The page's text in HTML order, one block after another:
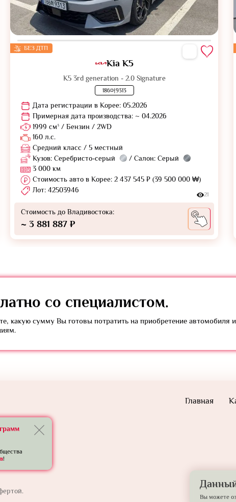
БЕЗ ДТП
Kia K5
K5 3rd generation - 2.0 Signature
186머9313
Дата регистрации в Корее: 05.2026
Примерная дата производства: ~ 04.2026
1999 см³ / Бензин / 2WD
160 л.с.
Средний класс / 5 местный
Кузов: Серебристо-серый
/ Салон: Серый
3 000 км
Стоимость авто в Корее: 2 437 545 ₽ (39 500 000 ₩)
Лот: 42503946
21
Стоимость до Владивостока:
~ 3 881 887 ₽
со специалистом.
какую сумму Вы готовы потратить на приобретение автомобиля
Главная
Вы можете
!